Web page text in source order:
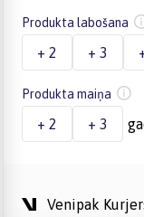
Produkta labošana
+ 2 + 3
Produkta maiņa
+ 2 + 3
Venipak